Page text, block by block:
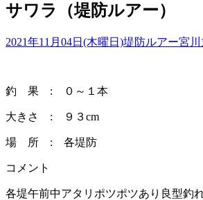
サワラ（堤防ルアー）
2021年11月04日(木曜日)堤防ルアー宮川
釣 果 : ０～１本
大きさ : ９３cm
場 所 : 各堤防
コメント
各堤午前中アタリポツポツあり良型釣